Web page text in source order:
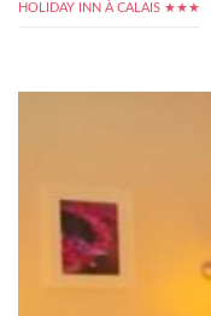
HOLIDAY INN À CALAIS ★★★